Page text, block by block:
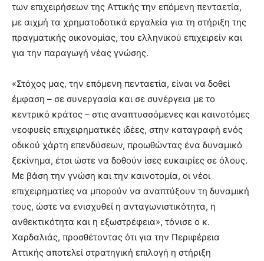
των επιχειρήσεων της Αττικής την επόμενη πενταετία,
με αιχμή τα χρηματοδοτικά εργαλεία για τη στήριξη της
πραγματικής οικονομίας, του ελληνικού επιχειρείν και
για την παραγωγή νέας γνώσης.
«Στόχος μας, την επόμενη πενταετία, είναι να δοθεί
έμφαση – σε συνεργασία και σε συνέργεια με το
κεντρικό κράτος – στις αναπτυσσόμενες και καινοτόμες
νεοφυείς επιχειρηματικές ιδέες, στην καταγραφή ενός
οδικού χάρτη επενδύσεων, προωθώντας ένα δυναμικό
ξεκίνημα, έτσι ώστε να δοθούν ίσες ευκαιρίες σε όλους.
Με βάση την γνώση και την καινοτομία, οι νέοι
επιχειρηματίες να μπορούν να αναπτύξουν τη δυναμική
τους, ώστε να ενισχυθεί η ανταγωνιστικότητα, η
ανθεκτικότητα και η εξωστρέφεια», τόνισε ο κ.
Χαρδαλιάς, προσθέτοντας ότι για την Περιφέρεια
Αττικής αποτελεί στρατηγική επιλογή η στήριξη